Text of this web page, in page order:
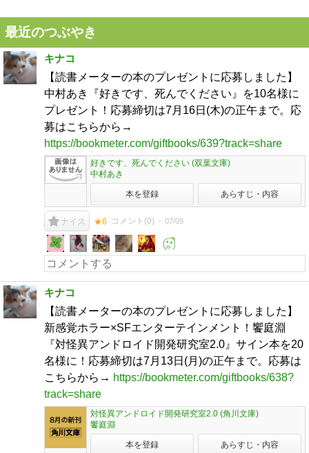
最近のつぶやき
キナコ
【読書メーターの本のプレゼントに応募しました】
中村あき『好きです、死んでください』を10名様に
プレゼント！応募締切は7月16日(木)の正午まで。応
募はこちらから→
https://bookmeter.com/giftbooks/639?track=share
好きです、死んでください (双葉文庫)
中村あき
本を登録 あらすじ・内容
ナイス ★6 コメント(0) 07/09
キナコ
【読書メーターの本のプレゼントに応募しました】
新感覚ホラー×SFエンターテインメント！饗庭淵
『対怪異アンドロイド開発研究室2.0』サイン本を20
名様に！応募締切は7月13日(月)の正午まで。応募は
こちらから→ https://bookmeter.com/giftbooks/638?
track=share
対怪異アンドロイド開発研究室2.0 (角川文庫)
饗庭淵
本を登録 あらすじ・内容